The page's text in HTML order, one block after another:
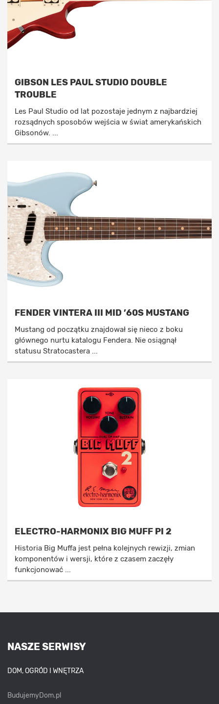
GIBSON LES PAUL STUDIO DOUBLE
TROUBLE
Les Paul Studio od lat pozostaje jednym z najbardziej
rozsądnych sposobów wejścia w świat amerykańskich
Gibsonów. ...
FENDER VINTERA III MID ’60S MUSTANG
Mustang od początku znajdował się nieco z boku
głównego nurtu katalogu Fendera. Nie osiągnął
statusu Stratocastera ...
ELECTRO-HARMONIX BIG MUFF PI 2
Historia Big Muffa jest pełna kolejnych rewizji, zmian
komponentów i wersji, które z czasem zaczęły
funkcjonować ...
NASZE SERWISY
DOM, OGRÓD I WNĘTRZA
BudujemyDom.pl